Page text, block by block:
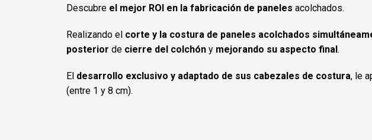
Descubre el mejor ROI en la fabricación de paneles acolchados.
Realizando el corte y la costura de paneles acolchados
posterior de cierre del colchón y mejorando su aspecto final .
El desarrollo exclusivo y adaptado de sus cabezales de costura, le
(entre 1 y 8 cm).